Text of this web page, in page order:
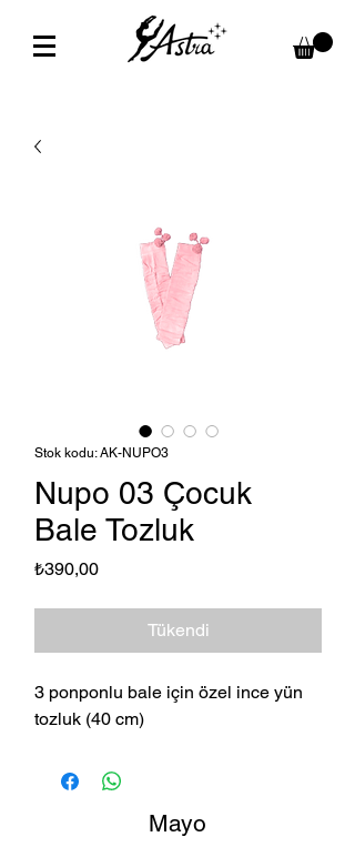
Stok kodu: AK-NUPO3
Nupo 03 Çocuk
Bale Tozluk
₺390,00Fiyat
Tükendi
3 ponponlu bale için özel ince yün
tozluk (40 cm)
Mayo